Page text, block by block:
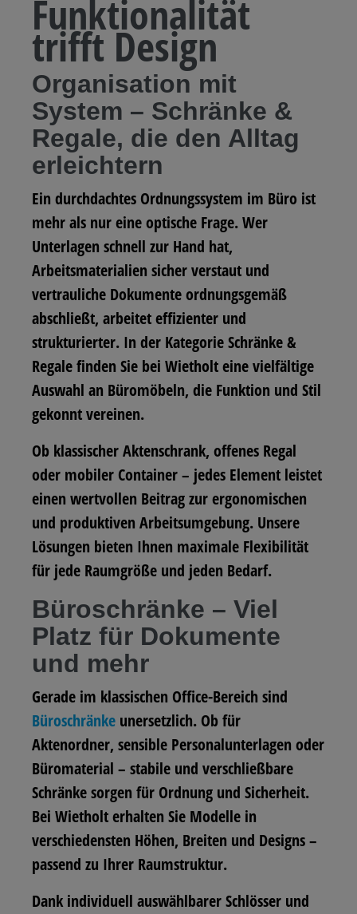
Funktionalität
trifft Design
Organisation mit
System – Schränke &
Regale, die den Alltag
erleichtern
Ein durchdachtes Ordnungssystem im Büro ist
mehr als nur eine optische Frage. Wer
Unterlagen schnell zur Hand hat,
Arbeitsmaterialien sicher verstaut und
vertrauliche Dokumente ordnungsgemäß
abschließt, arbeitet effizienter und
strukturierter. In der KategorieSchränke &
Regalefinden Sie bei Wietholt eine vielfältige
Auswahl an Büromöbeln, die Funktion und Stil
gekonnt vereinen.
Ob klassischer Aktenschrank, offenes Regal
oder mobiler Container – jedes Element leistet
einen wertvollen Beitrag zur ergonomischen
und produktiven Arbeitsumgebung. Unsere
Lösungen bieten Ihnen maximale Flexibilität
für jede Raumgröße und jeden Bedarf.
Büroschränke – Viel
Platz für Dokumente
und mehr
Gerade im klassischen Office-Bereich sind
Büroschränke unersetzlich. Ob für
Aktenordner, sensible Personalunterlagen oder
Büromaterial – stabile und verschließbare
Schränke sorgen für Ordnung und Sicherheit.
Bei Wietholt erhalten Sie Modelle in
verschiedensten Höhen, Breiten und Designs –
passend zu Ihrer Raumstruktur.
Dank individuell auswählbarer Schlösser und